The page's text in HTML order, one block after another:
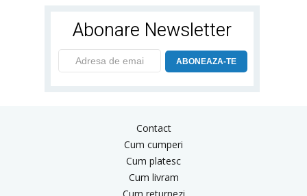
Abonare Newsletter
ABONEAZA-TE
Contact
Cum cumperi
Cum platesc
Cum livram